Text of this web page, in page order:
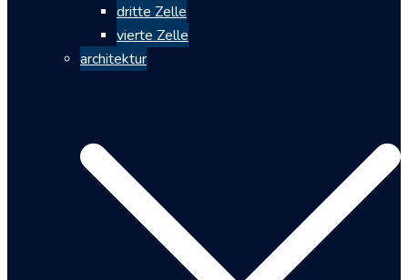
dritte Zelle
vierte Zelle
architektur